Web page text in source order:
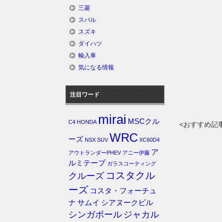
<おすすめ記
三菱
スバル
スズキ
ダイハツ
輸入車
気になる情報
注目ワード
C4 HONDA mirai MSCクル
ーズ NSX SUV WRC XC60D4
アウトランダーPHEV アニー伊藤 ア
ルミテープ ガラスコーティング
クルーズ コスタクル
ーズ コスタ・フォーチュ
ナ サムイ シアヌークビル
シンガポール ジャカル